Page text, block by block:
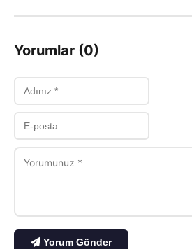
Yorumlar (0)
Yorum Gönder